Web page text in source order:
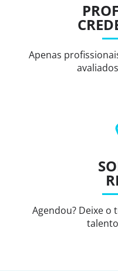
Apenas
Agendou? Deixe o